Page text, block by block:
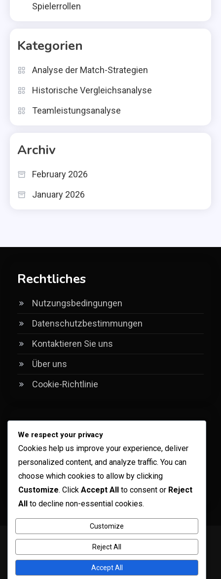
Spielerrollen
Kategorien
Analyse der Match-Strategien
Historische Vergleichsanalyse
Teamleistungsanalyse
Archiv
February 2026
January 2026
Rechtliches
Nutzungsbedingungen
Datenschutzbestimmungen
Kontaktieren Sie uns
Über uns
Cookie-Richtlinie
Kategorien
Analyse der Match-Strategien
Historische Vergleichsanalyse
Teamleistungsanalyse
Copyright © ogma blog 2026Proudly powered by WordPress
Theme: ogma-blog byMystery Themes
Nutzungsbedingungen
Datenschutzbestimmungen
We respect your privacy
Cookies help us improve your experience, deliver
personalized content, and analyze traffic. You can
choose which cookies to allow by clicking
Customize. Click Accept All to consent or Reject
All to decline non-essential cookies.
Customize
Reject All
Accept All